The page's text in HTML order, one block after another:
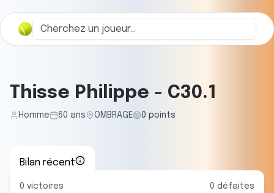
Thisse Philippe - C30.1
Homme 60 ans OMBRAGE 0 points
Bilan récent
0 victoires 0 défaites